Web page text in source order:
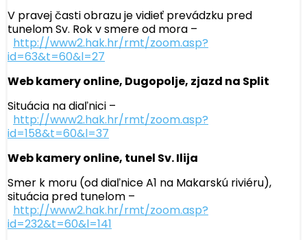
V pravej časti obrazu je vidieť prevádzku pred
tunelom Sv. Rok v smere od mora –
http://www2.hak.hr/rmt/zoom.asp?
id=63&t=60&l=27
Web kamery online, Dugopolje, zjazd na Split
Situácia na diaľnici –
http://www2.hak.hr/rmt/zoom.asp?
id=158&t=60&l=37
Web kamery online, tunel Sv. Ilija
Smer k moru (od diaľnice A1 na Makarskú riviéru),
situácia pred tunelom –
http://www2.hak.hr/rmt/zoom.asp?
id=232&t=60&l=141